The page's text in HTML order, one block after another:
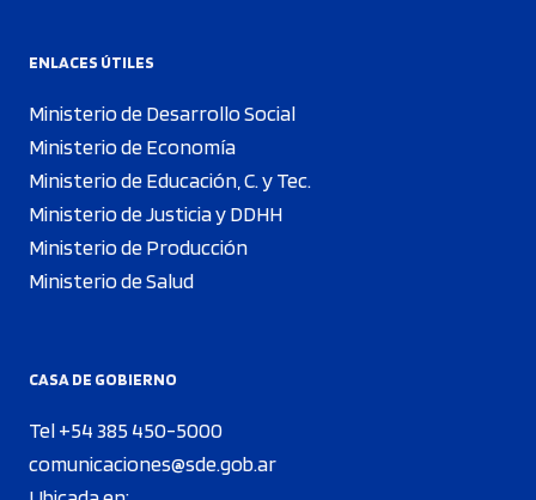
ENLACES ÚTILES
Ministerio de Desarrollo Social
Ministerio de Economía
Ministerio de Educación, C. y Tec.
Ministerio de Justicia y DDHH
Ministerio de Producción
Ministerio de Salud
CASA DE GOBIERNO
Tel +54 385 450-5000
comunicaciones@sde.gob.ar